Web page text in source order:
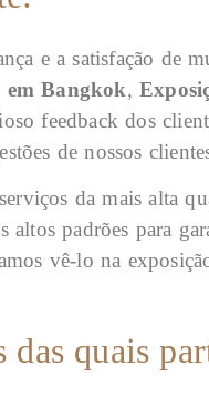
e a satisfação de
Bangkok,
feedback dos
de nossos
da mais alta
padrões para
vê-lo na
quais